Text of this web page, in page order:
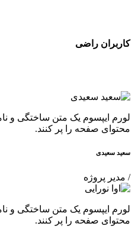
کاربران راضی
لورم ایپسوم یک متن ساختگی و
محتوای صفحه را پر کنند.
سعید سعیدی
/ مدیر پروژه
لورم ایپسوم یک متن ساختگی و
محتوای صفحه را پر کنند.